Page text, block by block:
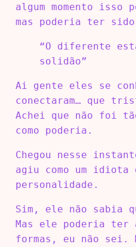
algum momento isso
mas poderia ter
“O diferente
solidão”
Ai gente eles se
conectaram… que
Achei que não foi
como poderia.
Chegou nesse
agiu como um idiota
personalidade.
Sim, ele não sabia
Mas ele poderia ter
formas, eu não